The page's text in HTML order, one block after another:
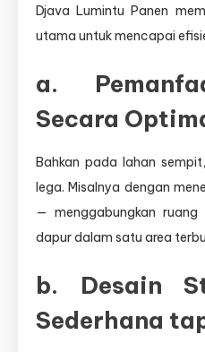
Djava Lumintu Panen
utama untuk mencapai
a.
Secara
Bahkan pada lahan
lega. Misalnya dengan
— menggabungkan
dapur dalam satu area
b. Desain
Sederhana